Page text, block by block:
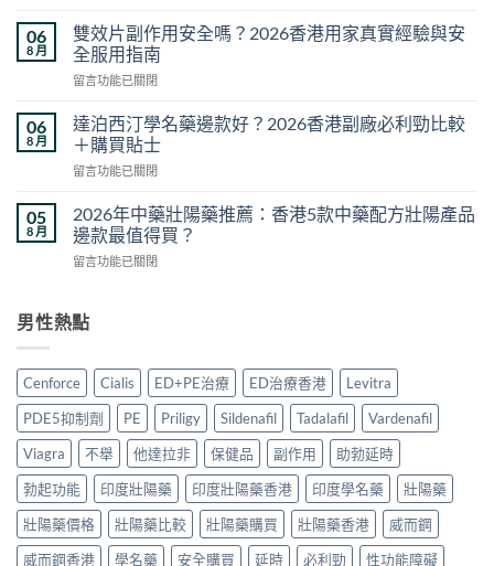
薦
2026：
香
港
款
熱
男
保
健
品
對
比〉
馬
糖
效
果
相
與
香
港
買
指
正
別、
比
較
與
用
心
得
2026〉
中
06
8 月
雙效片副作用安全嗎？2026香港用家真實經驗與安
全服用指南
在
效
片
副
作
安
全
嗎？
2026
用
實
經
驗
與
全
服
用
指
南〉
留言功能已關閉
06
8 月
達泊西汀學名藥邊款好？2026香港副廠必利勁比較
＋購買貼士
在
泊
西
汀
學
邊
2026
香
港
副
必
利
勁
比
較
＋
留言功能已關閉
05
8 月
2026年中藥壯陽藥推薦：香港5款中藥配方壯陽產品
邊款最值得買？
在
中
藥
陽
藥
推
薦：
香
港
5
款
中
藥
配
留言功能已關閉
男性熱點
Cenforce Cialis ED+PE治療 ED治療香港
Levitra
PDE5抑制劑
PE Priligy Sildenafil Tadalafil
Vardenafil
Viagra
不舉 他達拉非 保健品 副作用
助勃延時
勃起功能
印度壯陽藥 印度壯陽藥香港 印度學名藥
壯陽藥
壯陽藥價格
壯陽藥比較 壯陽藥購買 壯陽藥香港
威而鋼
威而鋼香港
學名藥 安全購買 延時 必利勁 性功能障礙